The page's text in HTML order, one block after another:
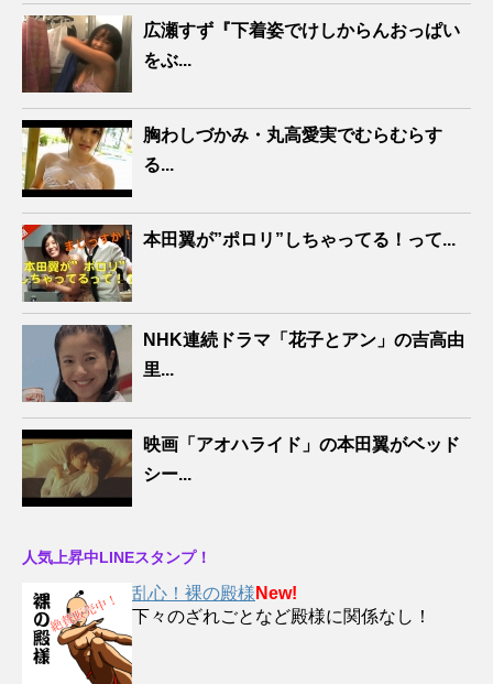
広瀬すず『下着姿でけしからんおっぱい
をぶ...
胸わしづかみ・丸高愛実でむらむらす
る...
本田翼が”ポロリ”しちゃってる！って...
NHK連続ドラマ「花子とアン」の吉高由
里...
映画「アオハライド」の本田翼がベッド
シー...
人気上昇中LINEスタンプ！
乱心！裸の殿様 New!
下々のざれごとなど殿様に関係なし！